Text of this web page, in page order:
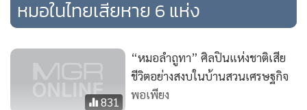
หมอในไทยเสียหาย 6 แห่ง
831
“หมอลำถูทา” ศิลปินแห่งชาติเสีย
ชีวิตอย่างสงบในบ้านสวนเศรษฐกิจ
พอเพียง